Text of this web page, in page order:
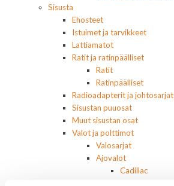
Sisusta
Ehosteet
Istuimet ja tarvikkeet
Lattiamatot
Ratit ja ratinpäälliset
Ratit
Ratinpäälliset
Radioadapterit ja johtosarjat
Sisustan puuosat
Muut sisustan osat
Valot ja polttimot
Valosarjat
Ajovalot
Cadillac